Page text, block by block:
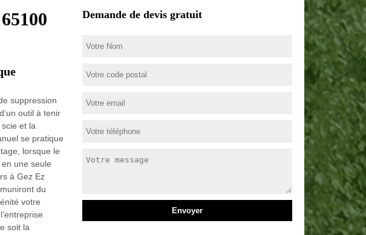
suppression
outil à tenir
et la
se pratique
lorsque le
une seule
à Gez Ez
du
votre
soit la
Demande de devis gratuit